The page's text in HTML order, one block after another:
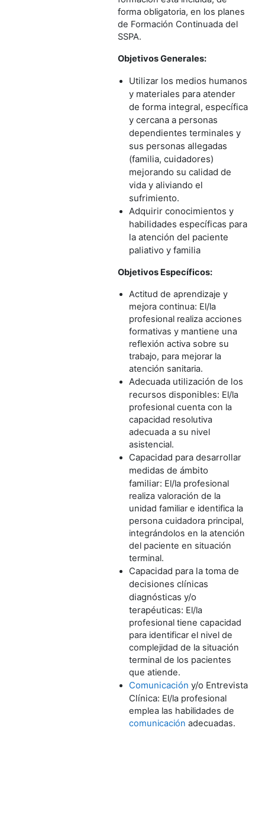
forma obligatoria, en los planes
de Formación Continuada del
SSPA.
Objetivos Generales:
Utilizar los medios humanos
y materiales para atender
de forma integral,específica
y cercana a personas
dependientes terminales y
sus personas allegadas
(familia, cuidadores)
mejorando su calidad de
vida y aliviando el
sufrimiento.
Adquirir conocimientos y
habilidades específicas para
la atención del paciente
paliativo y familia
Objetivos Específicos:
Actitud de aprendizaje y
mejora continua: El/la
profesional realiza acciones
formativas y mantiene una
reflexión activa sobre su
trabajo, para mejorar la
atención sanitaria.
Adecuada utilización de los
recursos disponibles: El/la
profesional cuenta con la
capacidad resolutiva
adecuada a su nivel
asistencial.
Capacidad para desarrollar
medidas de ámbito
familiar: El/la profesional
realiza valoración de la
unidad familiar e identifica la
persona cuidadora principal,
integrándolos en la atención
del paciente en situación
terminal.
Capacidad para la toma de
decisiones clínicas
diagnósticas y/o
terapéuticas: El/la
profesional tiene capacidad
para identificar el nivel de
complejidad de la situación
terminal de los pacientes
que atiende.
Comunicación y/o Entrevista
Clínica: El/la profesional
emplea las habilidades de
comunicación adecuadas.